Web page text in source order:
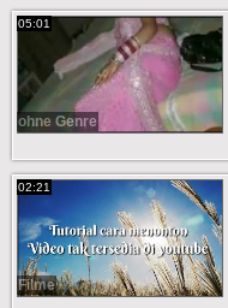
05:01
ohne Genre
02:21
Filme